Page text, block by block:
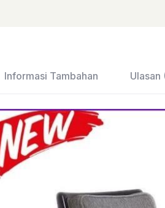
Informasi Tambahan Ulasan